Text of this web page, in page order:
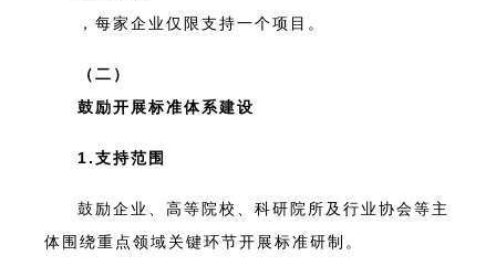
，每家企业仅限支持一个项目。
（二）
鼓励开展标准体系建设
1.支持范围
鼓励企业、高等院校、科研院所及行业协会等主
体围绕重点领域关键环节开展标准研制。